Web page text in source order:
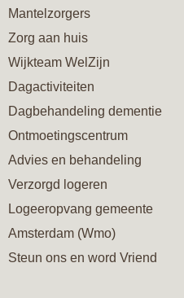
Mantelzorgers
Zorg aan huis
Wijkteam WelZijn
Dagactiviteiten
Dagbehandeling dementie
Ontmoetingscentrum
Advies en behandeling
Verzorgd logeren
Logeeropvang gemeente
Amsterdam (Wmo)
Steun ons en word Vriend